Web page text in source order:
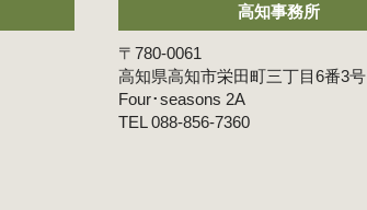
高知事務所
〒780-0061
高知県高知市栄田町三丁目6番3号
Four･seasons 2A
088-856-7360